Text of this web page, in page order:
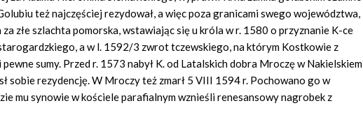
też najczęściej rezydował, a więc poza granicami swego województwa,
za złe szlachta pomorska, wstawiając się u króla w r. 1580 o przyznanie K-ce
a w l. 1592/3 zwrot tczewskiego, na którym Kostkowie z
pewne sumy. Przed r. 1573 nabył K. od Latalskich dobra Mroczę w Nakielskiem
sobie rezydencję. W Mroczy też zmarł 5 VIII 1594 r. Pochowano go w
mu synowie w kościele parafialnym wznieśli renesansowy nagrobek z